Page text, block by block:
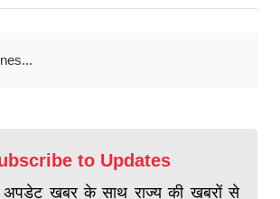
to Updates
अपडेट खबर के साथ राज्य की खबरों से